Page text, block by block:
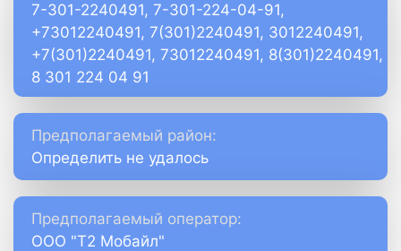
7-301-2240491, 7-301-224-04-91,
+73012240491, 7(301)2240491, 3012240491,
+7(301)2240491, 73012240491, 8(301)2240491,
8 301 224 04 91
Предполагаемый район:
Определить не удалось
Предполагаемый оператор:
ООО "Т2 Мобайл"